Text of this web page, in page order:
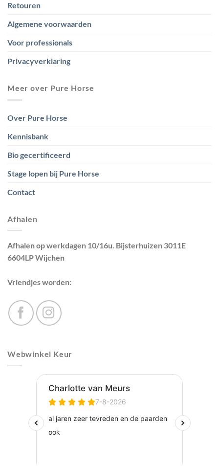
Retouren
Algemene voorwaarden
Voor professionals
Privacyverklaring
Meer over Pure Horse
Over Pure Horse
Kennisbank
Bio gecertificeerd
Stage lopen bij Pure Horse
Contact
Afhalen
Afhalen op werkdagen 10/16u. Bijsterhuizen 3011E
6604LP Wijchen
Vriendjes worden:
Webwinkel Keur